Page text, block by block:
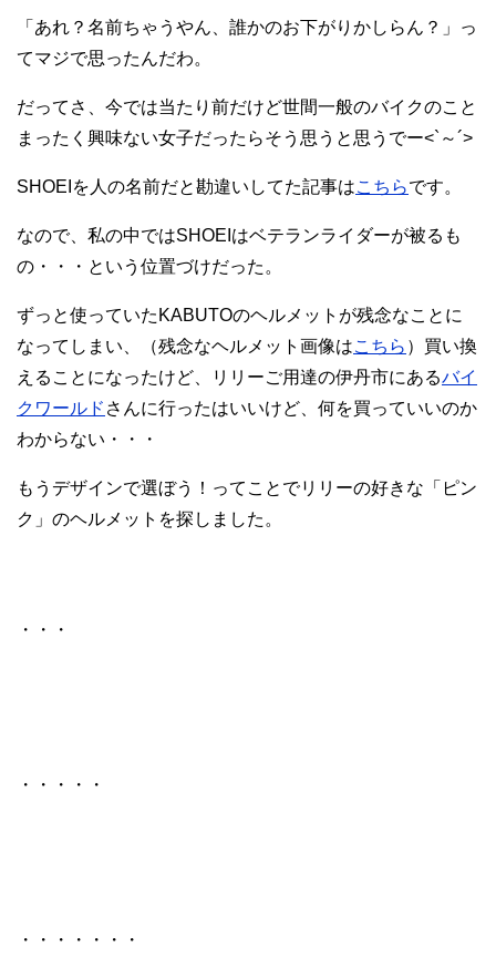
「あれ？名前ちゃうやん、誰かのお下がりかしらん？」っ
てマジで思ったんだわ。
だってさ、今では当たり前だけど世間一般のバイクのこと
まったく興味ない女子だったらそう思うと思うでー<`～´>
SHOEIを人の名前だと勘違いしてた記事はこちらです。
なので、私の中ではSHOEIはベテランライダーが被るも
の・・・という位置づけだった。
ずっと使っていたKABUTOのヘルメットが残念なことに
なってしまい、（残念なヘルメット画像はこちら ）買い換
えることになったけど、リリーご用達の伊丹市にあるバイ
クワールド さんに行ったはいいけど、何を買っていいのか
わからない・・・
もうデザインで選ぼう！ってことでリリーの好きな「ピン
ク」のヘルメットを探しました。
・・・
・・・・・
・・・・・・・